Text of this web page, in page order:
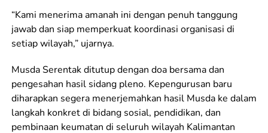
“Kami menerima amanah ini dengan penuh tanggung
jawab dan siap memperkuat koordinasi organisasi di
setiap wilayah,” ujarnya.
Musda Serentak ditutup dengan doa bersama dan
pengesahan hasil sidang pleno. Kepengurusan baru
diharapkan segera menerjemahkan hasil Musda ke dalam
langkah konkret di bidang sosial, pendidikan, dan
pembinaan keumatan di seluruh wilayah Kalimantan